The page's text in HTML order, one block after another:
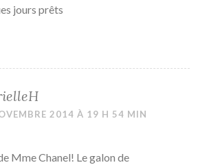
jours prêts
2014 À 19 H 54 MIN
Mme Chanel! Le galon de